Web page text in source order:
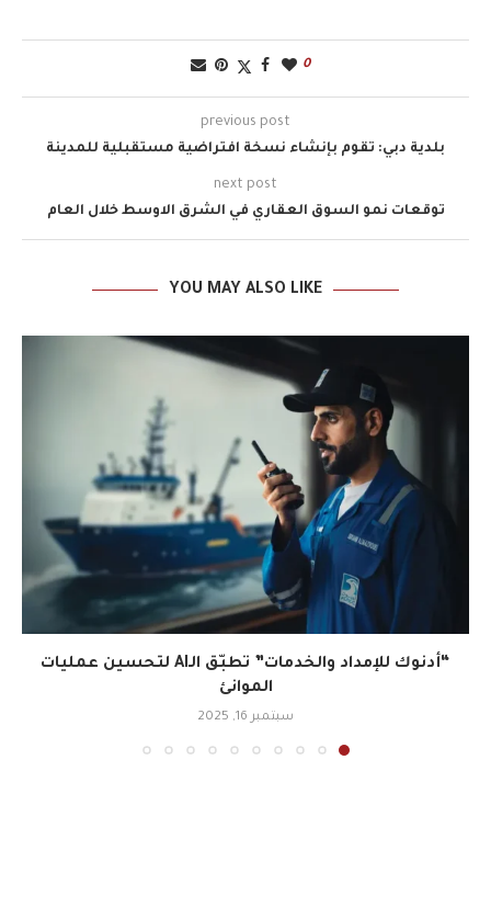
0
previous post
بلدية دبي: تقوم بإنشاء نسخة افتراضية مستقبلية للمدينة
next post
توقعات نمو السوق العقاري في الشرق الاوسط خلال العام
YOU MAY ALSO LIKE
“أدنوك للإمداد والخدمات” تطبّق الـAI لتحسين عمليات
الموانئ
سبتمبر 16, 2025